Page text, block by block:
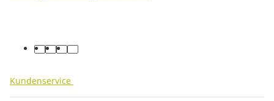
facebook
youtube
instagram
tiktok
Kundenservice